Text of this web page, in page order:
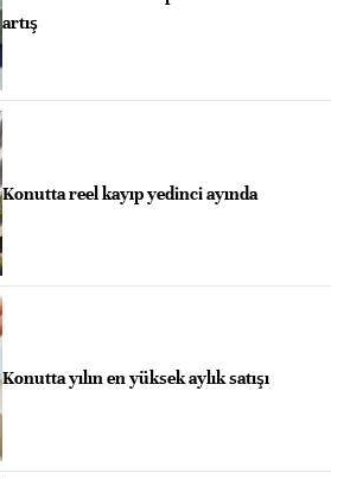
artış
Konutta reel kayıp yedinci ayında
Konutta yılın en yüksek aylık satışı